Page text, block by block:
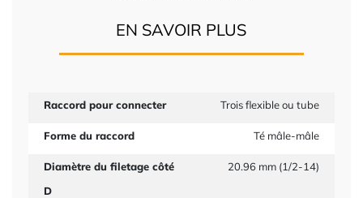
EN SAVOIR PLUS
Raccord pour connecter Trois flexible ou tube
Forme du raccord Té mâle-mâle
Diamètre du filetage côté
D
20.96 mm (1/2-14)